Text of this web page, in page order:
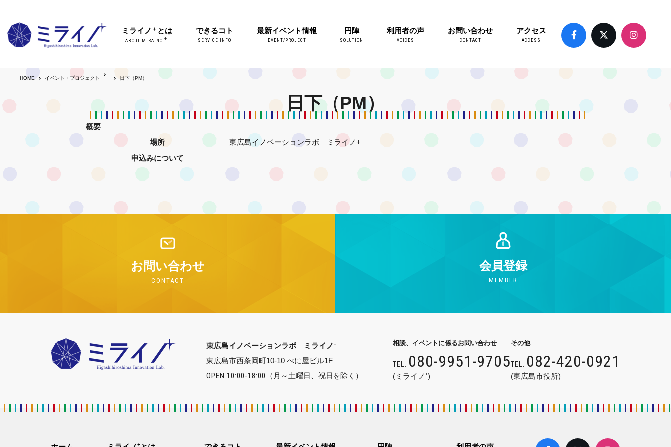
ミライノ ＋ とは
ABOUT MIRAINO ＋
できるコト
SERVICE INFO
最新イベント情報
EVENT/PROJECT
円陣
SOLUTION
利用者の声
VOICES
お問い合わせ
CONTACT
アクセス
ACCESS
HOME イベント・プロジェクト 日下（PM）
日下（PM）
概要
場所
東広島イノベーションラボ ミライノ+
申込みについて
お問い合わせ
CONTACT
会員登録
MEMBER
東広島イノベーションラボ ミライノ+
東広島市西条岡町10-10 べに屋ビル1F
OPEN 10:00-18:00 （月～土曜日、祝日を除く）
相談、イベントに係るお問い合わせ
TEL. 080-9951-9705
(ミライノ⁺)
その他
TEL. 082-420-0921
(東広島市役所)
+